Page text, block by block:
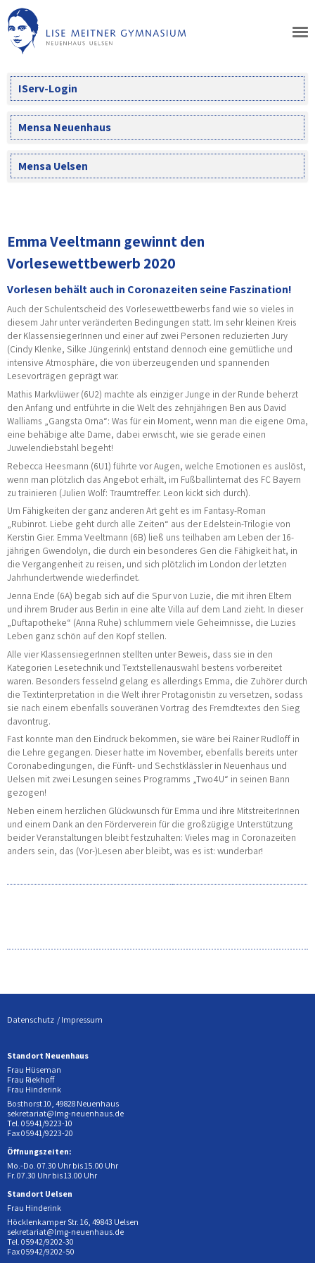
Skip
to
content
IServ-Login
Mensa Neuenhaus
Mensa Uelsen
Emma Veeltmann gewinnt den
Vorlesewettbewerb 2020
Vorlesen behält auch in Coronazeiten seine Faszination!
Auch der Schulentscheid des Vorlesewettbewerbs fand wie so vieles in
diesem Jahr unter veränderten Bedingungen statt. Im sehr kleinen Kreis
der KlassensiegerInnen und einer auf zwei Personen reduzierten Jury
(Cindy Klenke, Silke Jüngerink) entstand dennoch eine gemütliche und
intensive Atmosphäre, die von überzeugenden und spannenden
Lesevorträgen geprägt war.
Mathis Markvlüwer (6U2) machte als einziger Junge in der Runde beherzt
den Anfang und entführte in die Welt des zehnjährigen Ben aus David
Walliams „Gangsta Oma“: Was für ein Moment, wenn man die eigene Oma,
eine behäbige alte Dame, dabei erwischt, wie sie gerade einen
Juwelendiebstahl begeht!
Rebecca Heesmann (6U1) führte vor Augen, welche Emotionen es auslöst,
wenn man plötzlich das Angebot erhält, im Fußballinternat des FC Bayern
zu trainieren (Julien Wolf: Traumtreffer. Leon kickt sich durch).
Um Fähigkeiten der ganz anderen Art geht es im Fantasy-Roman
„Rubinrot. Liebe geht durch alle Zeiten“ aus der Edelstein-Trilogie von
Kerstin Gier. Emma Veeltmann (6B) ließ uns teilhaben am Leben der 16-
jährigen Gwendolyn, die durch ein besonderes Gen die Fähigkeit hat, in
die Vergangenheit zu reisen, und sich plötzlich im London der letzten
Jahrhundertwende wiederfindet.
Jenna Ende (6A) begab sich auf die Spur von Luzie, die mit ihren Eltern
und ihrem Bruder aus Berlin in eine alte Villa auf dem Land zieht. In dieser
„Duftapotheke“ (Anna Ruhe) schlummern viele Geheimnisse, die Luzies
Leben ganz schön auf den Kopf stellen.
Alle vier KlassensiegerInnen stellten unter Beweis, dass sie in den
Kategorien Lesetechnik und Textstellenauswahl bestens vorbereitet
waren. Besonders fesselnd gelang es allerdings Emma, die Zuhörer durch
die Textinterpretation in die Welt ihrer Protagonistin zu versetzen, sodass
sie nach einem ebenfalls souveränen Vortrag des Fremdtextes den Sieg
davontrug.
Fast konnte man den Eindruck bekommen, sie wäre bei Rainer Rudloff in
die Lehre gegangen. Dieser hatte im November, ebenfalls bereits unter
Coronabedingungen, die Fünft- und Sechstklässler in Neuenhaus und
Uelsen mit zwei Lesungen seines Programms „Two4U“ in seinen Bann
gezogen!
Neben einem herzlichen Glückwunsch für Emma und ihre MitstreiterInnen
und einem Dank an den Förderverein für die großzügige Unterstützung
beider Veranstaltungen bleibt festzuhalten: Vieles mag in Coronazeiten
anders sein, das (Vor-)Lesen aber bleibt, was es ist: wunderbar!
Datenschutz Impressum
Standort Neuenhaus
Frau Hüseman
Frau Riekhoff
Frau Hinderink
Bosthorst 10, 49828 Neuenhaus
sekretariat@lmg-neuenhaus.de
Tel. 05941/9223-10
Fax 05941/9223-20
Öffnungszeiten:
Mo.-Do. 07.30 Uhr bis 15.00 Uhr
Fr. 07.30 Uhr bis 13.00 Uhr
Standort Uelsen
Frau Hinderink
Höcklenkamper Str. 16, 49843 Uelsen
sekretariat@lmg-neuenhaus.de
Tel. 05942/9202-30
Fax 05942/9202-50